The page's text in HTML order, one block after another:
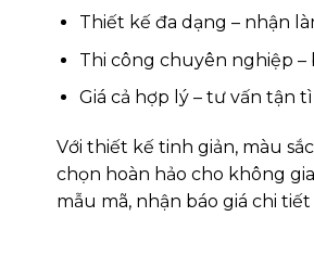
Thiết kế đa dạng – nhận
Thi công chuyên nghiệp –
Giá cả hợp lý – tư vấn tận
Với thiết kế tinh giản, màu
chọn hoàn hảo cho không
mẫu mã, nhận báo giá chi